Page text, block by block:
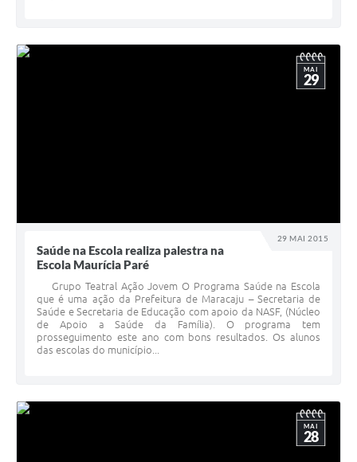
29 MAI 2015
MAI
29
Saúde na Escola realiza palestra na
Escola Maurícia Paré
Grupo Teatral Ação Jovem O Programa Saúde na Escola
que é uma ação da Prefeitura de Maracaju – Secretaria de
Saúde e Secretaria de Educação com apoio da NASF, (Núcleo
de Apoio a Saúde da Família). O programa tem
prosseguimento este ano com bons resultados. Os alunos
das escolas do município...
MAI
28